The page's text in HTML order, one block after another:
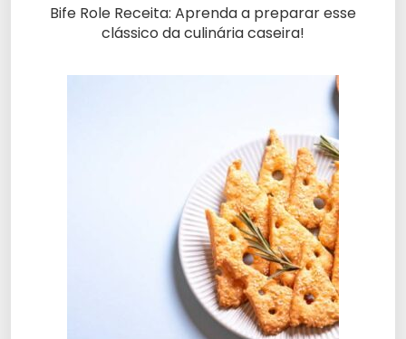
Bife Role Receita: Aprenda a preparar esse
clássico da culinária caseira!